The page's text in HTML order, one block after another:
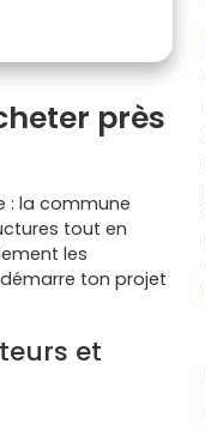
près
: la commune
tout en
les
ton projet
et